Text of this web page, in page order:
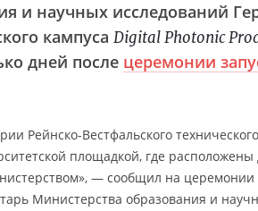
и научных исследований
кампуса Digital Photonic
дней после церемонии
Рейнско-Вестфальского
площадкой, где расположены
— сообщил на церемонии
Министерства образования и